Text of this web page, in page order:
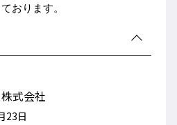
おります。
式会社
23日